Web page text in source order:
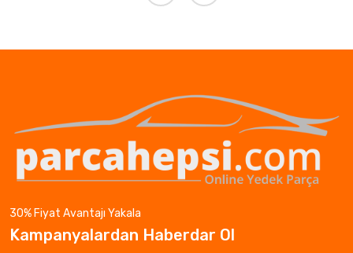
30% Fiyat Avantajı Yakala
Kampanyalardan Haberdar Ol